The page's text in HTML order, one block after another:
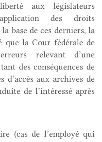
aux législateurs
des droits
base de ces derniers, la
que la Cour fédérale de
relevant d’une
des conséquences de
d’accès aux archives de
de l’intéressé après
(cas de l’employé qui